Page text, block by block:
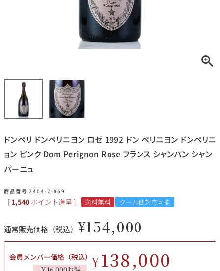
DRC
ボルドー
ローヌ
アメリカ カリフォルニア
イタリア ドイツ
チリ その他国
赤ワイン
スパークリング
〜9,999円
40,000円〜79,999円
お得な情報を受け取る
ドンペリ ドンペリニヨン ロゼ 1992 ドン ペリニヨン ドンペリニ
ョン ピンク Dom Perignon Rose フランス シャンパン シャン
パーニュ
商品番号 2404-2-069
[ 1,540 ポイント進呈 ] 送料無料 クール便対応可能
通常販売価格（税込） ¥154,000
会員メンバー価格（税込）¥138,000